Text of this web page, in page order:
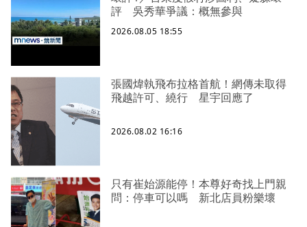
評 吳秀華爭議：概無參與
2026.08.05 18:55
張國煒執飛布拉格首航！網傳未取得
飛越許可、繞行 星宇回應了
2026.08.02 16:16
只有崔始源能停！本尊好奇找上門親
問：停車可以嗎 新北店員粉樂壞